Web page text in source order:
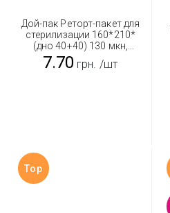
Дой-пак Реторт-пакет для
стерилизации 160*210*
(дно 40+40) 130 мкн,
зеленый 500 г
7.70 грн. /шт
Top